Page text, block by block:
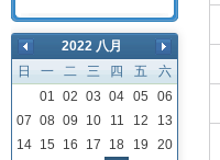
2022 八月
日
一 二 三 四 五
六
01 02 03 04 05
06
07 08 09 10 11 12
13
14
15 16 17 18 19
20